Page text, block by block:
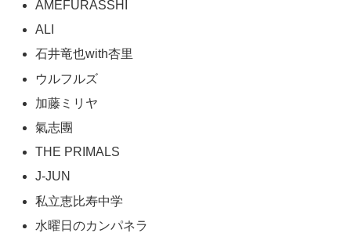
AMEFURASSHI
ALI
石井竜也with杏里
ウルフルズ
加藤ミリヤ
氣志團
THE PRIMALS
J-JUN
私立恵比寿中学
水曜日のカンパネラ